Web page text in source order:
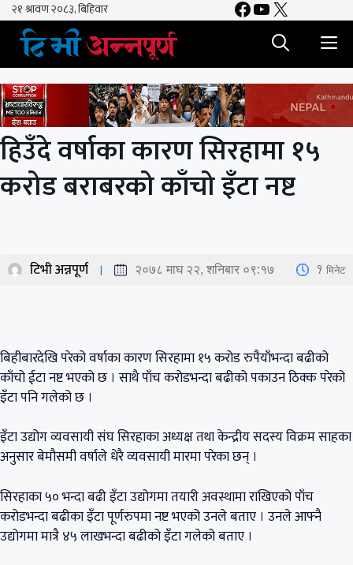
Skip
content
Facebook
YouTube
X
हिउँदे वर्षाका कारण सिरहामा १५
करोड बराबरको काँचो इँटा नष्ट
टिभी अन्नपूर्ण २०७८ माघ २२, शनिबार ०९:१७ 1 मिनेट
बिहीबारदेखि परेको वर्षाका कारण सिरहामा १५ करोड रुपैयाँभन्दा बढीको
काँचो ईटा नष्ट भएको छ । साथै पाँच करोडभन्दा बढीको पकाउन ठिक्क परेको
इँटा पनि गलेको छ ।
इँटा उद्योग व्यवसायी संघ सिरहाका अध्यक्ष तथा केन्द्रीय सदस्य विक्रम साहका
अनुसार बेमौसमी वर्षाले धेरै व्यवसायी मारमा परेका छन् ।
सिरहाका ५० भन्दा बढी इँटा उद्योगमा तयारी अवस्थामा राखिएको पाँच
करोडभन्दा बढीका इँटा पूर्णरुपमा नष्ट भएको उनले बताए । उनले आफ्नै
उद्योगमा मात्रै ४५ लाखभन्दा बढीको इँटा गलेको बताए ।